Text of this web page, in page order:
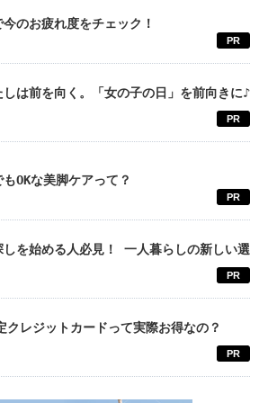
のお疲れ度をチェック！
PR
しは前を向く。「女の子の日」を前向きに♪
PR
OKな美脚ケアって？
PR
しを始める人必見！ 一人暮らしの新しい選
PR
クレジットカードって実際お得なの？
PR